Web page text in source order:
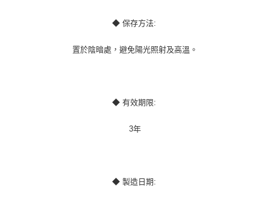
◆ 保存方法:
置於陰暗處，避免陽光照射及高溫。
◆ 有效期限:
3年
◆ 製造日期: